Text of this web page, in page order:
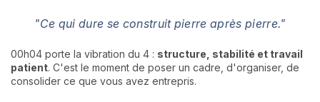
"Ce qui dure se construit pierre après pierre."
00h04 porte la vibration du 4 : structure, stabilité et travail
patient. C'est le moment de poser un cadre, d'organiser, de
consolider ce que vous avez entrepris.